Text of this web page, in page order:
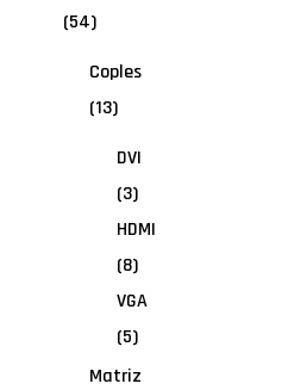
(54)
Coples
(13)
DVI
(3)
HDMI
(8)
VGA
(5)
Matriz